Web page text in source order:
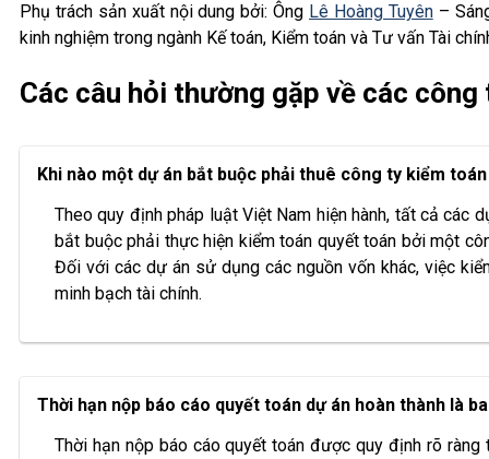
Phụ trách sản xuất nội dung bởi: Ông Lê Hoàng Tuyên–
kinh nghiệm trong ngành Kế toán, Kiểm toán và Tư vấn Tài
Các câu hỏi thường gặp về các
Khi nào một dự án bắt buộc phải thuê công ty kiểm
Theo quy định pháp luật Việt Nam hiện hành, tất cả
bắt buộc phải thực hiện kiểm toán quyết toán bởi một
Đối với các dự án sử dụng các nguồn vốn khác, việc
minh bạch tài chính.
Thời hạn nộp báo cáo quyết toán dự án hoàn thành là
Thời hạn nộp báo cáo quyết toán được quy định rõ